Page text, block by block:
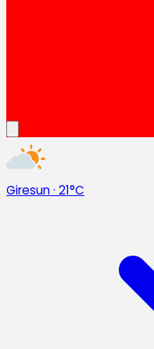
Giresun· 21°C